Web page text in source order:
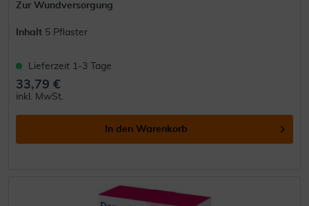
Zur Wundversorgung
Inhalt 5 Pflaster
Lieferzeit 1-3 Tage
33,79 €
inkl. MwSt.
In den Warenkorb